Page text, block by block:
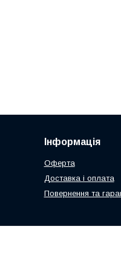
Інформація
Оферта
Доставка і оплата
Повернення та